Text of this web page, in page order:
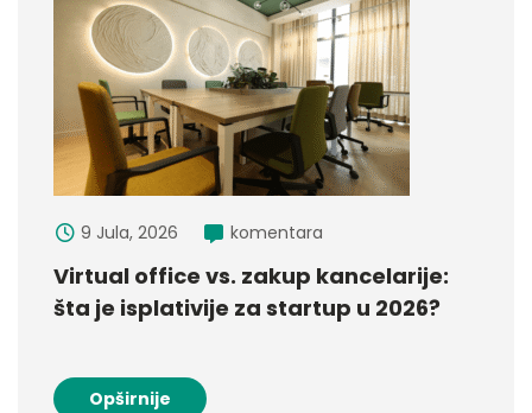
9 Jula, 2026 komentara
Virtual office vs. zakup kancelarije:
šta je isplativije za startup u 2026?
Opširnije